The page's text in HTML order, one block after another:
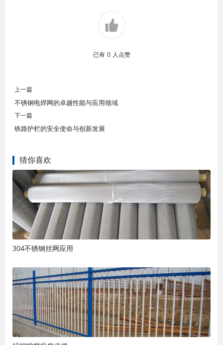
已有 0 人点赞
上一篇
不锈钢电焊网的卓越性能与应用领域
下一篇
铁路护栏的安全使命与创新发展
猜你喜欢
304不锈钢丝网应用